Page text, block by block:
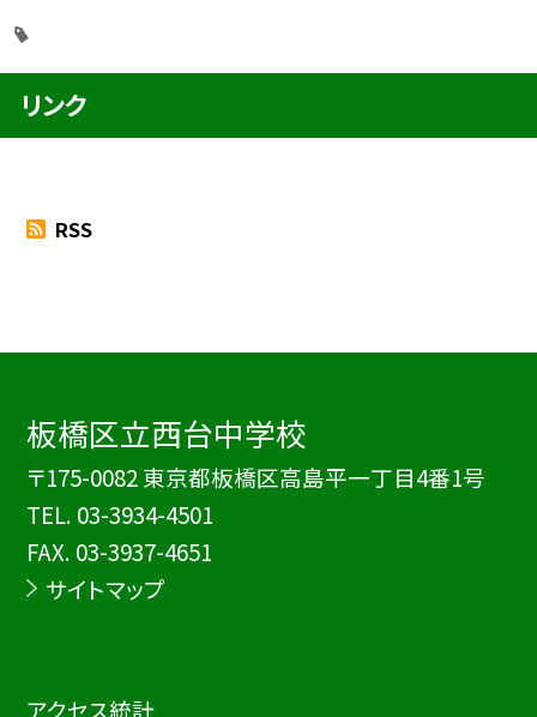
リンク
RSS
板橋区立西台中学校
〒175-0082 東京都板橋区高島平一丁目4番1号
TEL. 03-3934-4501
FAX. 03-3937-4651
サイトマップ
アクセス統計